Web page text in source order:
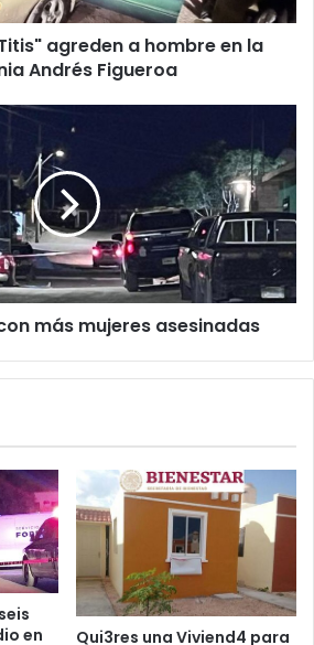
Titis" agreden a hombre en la
Andrés Figueroa
más mujeres asesinadas
en
Qui3res una Viviend4 para